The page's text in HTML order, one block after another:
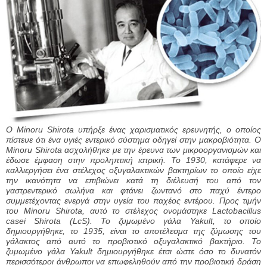
Ο Minoru Shirota υπήρξε ένας χαρισματικός ερευνητής, ο οποίος
πίστευε ότι ένα υγιές εντερικό σύστημα οδηγεί στην μακροβιότητα. Ο
Minoru Shirota ασχολήθηκε με την έρευνα των μικροοργανισμών και
έδωσε έμφαση στην προληπτική ιατρική. Το 1930, κατάφερε να
καλλιεργήσει ένα στέλεχος οξυγαλακτικών βακτηρίων το οποίο είχε
την ικανότητα να επιβιώνει κατά τη διέλευσή του από τον
γαστρεντερικό σωλήνα και φτάνει ζωντανό στο παχύ έντερο
συμμετέχοντας ενεργά στην υγεία του παχέος εντέρου. Προς τιμήν
του Minoru Shirota, αυτό το στέλεχος ονομάστηκε Lactobacillus
casei Shirota (LcS). Το ζυμωμένο γάλα Yakult, το οποίο
δημιουργήθηκε, το 1935, είναι το αποτέλεσμα της ζύμωσης του
γάλακτος από αυτό το προβιοτικό οξυγαλακτικό βακτήριο. Το
ζυμωμένο γάλα Yakult δημιουργήθηκε έτσι ώστε όσο το δυνατόν
περισσότεροι άνθρωποι να επωφεληθούν από την προβιοτική δράση